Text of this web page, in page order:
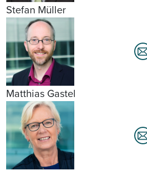
Stefan Müller
Matthias Gastel